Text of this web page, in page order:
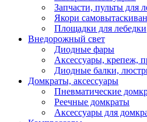
Запчасти, пульты для
Якори
Площадки для лебедки
Внедорожный свет
Диодные фары
Аксессуары, крепеж,
Диодные балки,
Домкраты, аксессуары
Пневматические
Реечные домкраты
Аксессуары для